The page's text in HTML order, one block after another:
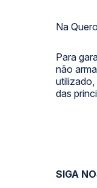
Na
Para
não
das
SIGA